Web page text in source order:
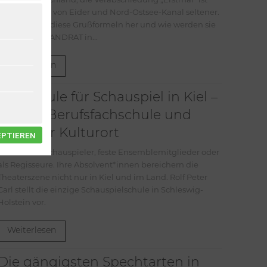
schon südlich von Eider und Nord-Ostsee-Kanal seltener.
Wo kommen diese Grußformeln her und wie werden sie
gebraucht? LANDRAT in...
Weiterlesen
Die Schule für Schauspiel in Kiel –
private Berufsfachschule und
Kulturort
Ob als freie Schauspieler, feste Ensemblemitglieder oder
Regisseure. Ihre Absolvent*innen bereichern die
Theaterszene nicht nur in Kiel und im Land. Rolf Peter
stellt die einzige Schauspielschule in Schleswig-
vor.
Weiterlesen
Die gängigsten Spechtarten in